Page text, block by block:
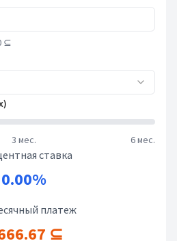
⊆
3 мес. 6 мес.
ставка
0.00%
платеж
⊆